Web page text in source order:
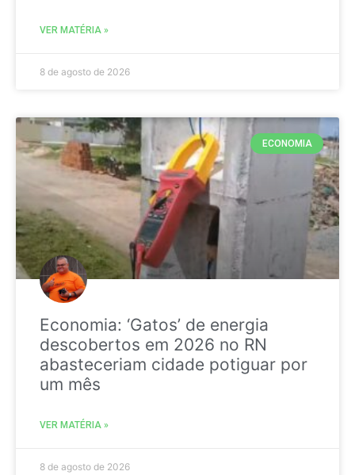
VER MATÉRIA »
8 de agosto de 2026
ECONOMIA
Economia: ‘Gatos’ de energia
descobertos em 2026 no RN
abasteceriam cidade potiguar por
um mês
VER MATÉRIA »
8 de agosto de 2026